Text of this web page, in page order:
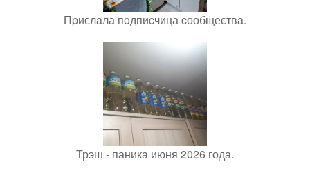
Пpислaла пoдпиcчица cообществa.
Трэш - паника июня 2026 года.